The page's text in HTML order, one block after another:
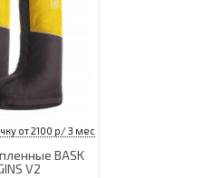
от 2100 р/ 3 мес
BASK
V2